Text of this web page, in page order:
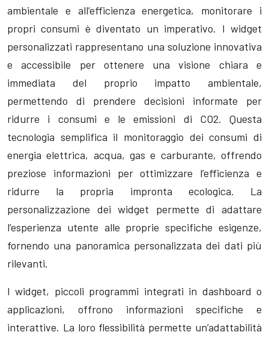
ambientale e all’efficienza energetica, monitorare i
propri consumi è diventato un imperativo. I widget
personalizzati rappresentano una soluzione innovativa
e accessibile per ottenere una visione chiara e
immediata del proprio impatto ambientale,
permettendo di prendere decisioni informate per
ridurre i consumi e le emissioni di CO2. Questa
tecnologia semplifica il monitoraggio dei consumi di
energia elettrica, acqua, gas e carburante, offrendo
preziose informazioni per ottimizzare l’efficienza e
ridurre la propria impronta ecologica. La
personalizzazione dei widget permette di adattare
l’esperienza utente alle proprie specifiche esigenze,
fornendo una panoramica personalizzata dei dati più
rilevanti.
I widget, piccoli programmi integrati in dashboard o
applicazioni, offrono informazioni specifiche e
interattive. La loro flessibilità permette un’adattabilità